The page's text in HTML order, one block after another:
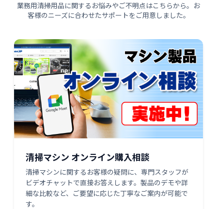
業務用清掃用品に関するお悩みやご不明点はこちらから。お
客様のニーズに合わせたサポートをご用意しました。
清掃マシン オンライン購入相談
清掃マシンに関するお客様の疑問に、専門スタッフが
ビデオチャットで直接お答えします。製品のデモや詳
細な比較など、ご要望に応じた丁寧なご案内が可能で
す。